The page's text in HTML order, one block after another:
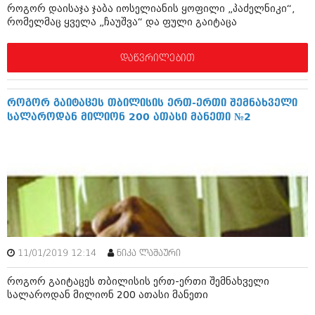
ნოემბერი 2017 (212)
ოქტომბერი 2017 (231)
სექტემბერი 2017 (261)
აგვისტო 2017 (212)
ივლისი 2017 (233)
მაისი 2017 (216)
აპრილი 2017 (220)
ნოემბერი 2016 (207)
ოქტომბერი 2016 (257)
სექტემბერი 2016 (224)
აგვისტო 2016 (258)
ივლისი 2016 (211)
ივნისი 2016 (221)
მაისი 2016 (261)
აპრილი 2016 (215)
მარტი 2016 (200)
როგორ დაისაჯა ჯაბა იოსელიანის ყოფილი „პაძელნიკი“,
რომელმაც ყველა „ჩაუშვა“ და ფული გაიტაცა
დაწვრილებით
როგორ გაიტაცეს თბილისის ერთ-ერთი შემნახველი
სალაროდან მილიონ 200 ათასი მანეთი №2
11/01/2019 12:14 ნიკა ლაშაური
როგორ გაიტაცეს თბილისის ერთ-ერთი შემნახველი
სალაროდან მილიონ 200 ათასი მანეთი